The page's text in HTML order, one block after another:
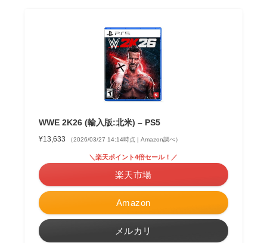
WWE 2K26 (輸入版:北米) – PS5
¥13,633 （2026/03/27 14:14時点 | Amazon調べ）
Amazon
＼楽天ポイント4倍セール！／
楽天市場
メルカリ